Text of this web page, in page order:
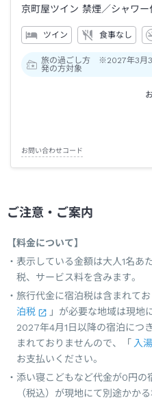
京町屋ツイン 禁煙／シャワー
ツイン 食事なし
旅の過ごし方 ※2027年3月
発の方対象
お問い合わせコード
ご注意・ご案内
【料金について】
表示している金額は大人1名あ
税、サービス料を含みます。
旅行代金に宿泊税は含まれて
泊税
」が必要な地域は現地
2027年4月1日以降の宿泊につ
まれておりませんので、「 入
お支払いください。
添い寝こどもなど代金が0円の
（税込）が現地にて別途かか